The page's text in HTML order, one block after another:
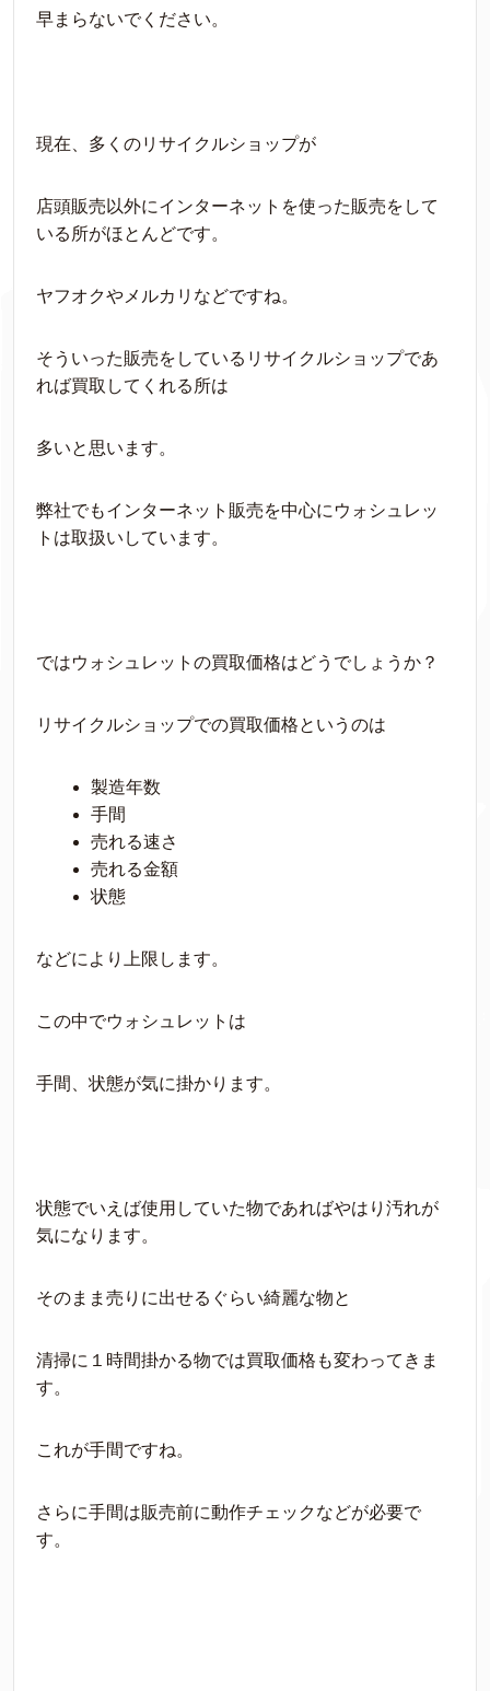
早まらないでください。
現在、多くのリサイクルショップが
店頭販売以外にインターネットを使った販売をして
いる所がほとんどです。
ヤフオクやメルカリなどですね。
そういった販売をしているリサイクルショップであ
れば買取してくれる所は
多いと思います。
弊社でもインターネット販売を中心にウォシュレッ
トは取扱いしています。
ではウォシュレットの買取価格はどうでしょうか？
リサイクルショップでの買取価格というのは
製造年数
手間
売れる速さ
売れる金額
状態
などにより上限します。
この中でウォシュレットは
手間、状態が気に掛かります。
状態でいえば使用していた物であればやはり汚れが
気になります。
そのまま売りに出せるぐらい綺麗な物と
清掃に１時間掛かる物では買取価格も変わってきま
す。
これが手間ですね。
さらに手間は販売前に動作チェックなどが必要で
す。